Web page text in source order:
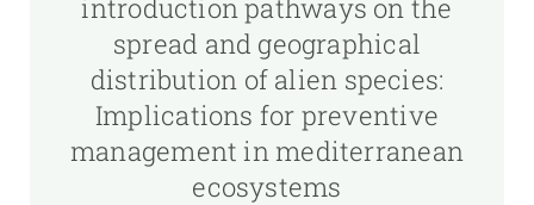
introduction pathways on the
spread and geographical
distribution of alien species:
Implications for preventive
management in mediterranean
ecosystems